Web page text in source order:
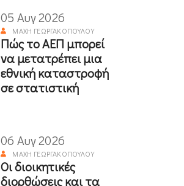
05 Αυγ 2026
ΜΆΧΗ ΓΕΩΡΓΑΚΟΠΟΎΛΟΥ
Πώς το ΑΕΠ μπορεί
να μετατρέπει μια
εθνική καταστροφή
σε στατιστική
06 Αυγ 2026
ΜΆΧΗ ΓΕΩΡΓΑΚΟΠΟΎΛΟΥ
Οι διοικητικές
διορθώσεις και τα